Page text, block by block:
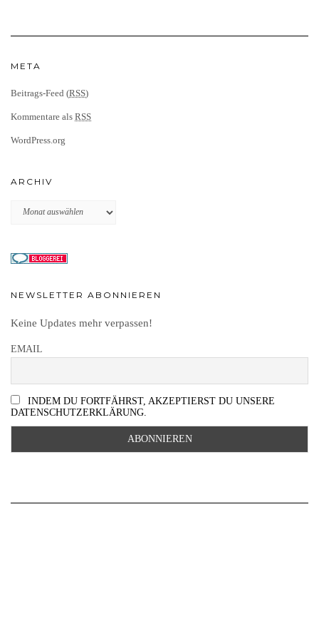
META
Beitrags-Feed (RSS)
Kommentare als RSS
WordPress.org
ARCHIV
Archiv
NEWSLETTER ABONNIEREN
Keine Updates mehr verpassen!
EMAIL
INDEM DU FORTFÄHRST, AKZEPTIERST DU UNSERE
DATENSCHUTZERKLÄRUNG.